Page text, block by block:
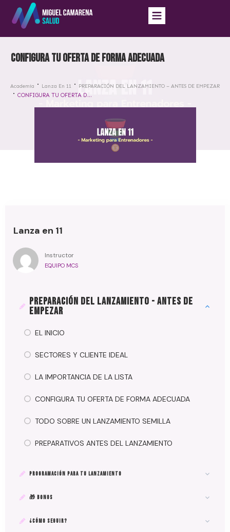
CONFIGURA TU OFERTA DE FORMA ADECUADA
Academia Lanza En 11 PREPARACIÓN DEL LANZAMIENTO – ANTES DE EMPEZAR
CONFIGURA TU OFERTA DE FORMA ADECUADA
Lanza en 11
Instructor
EQUIPO MCS
PREPARACIÓN DEL LANZAMIENTO - ANTES DE
EMPEZAR
EL INICIO
SECTORES Y CLIENTE IDEAL
LA IMPORTANCIA DE LA LISTA
CONFIGURA TU OFERTA DE FORMA ADECUADA
TODO SOBRE UN LANZAMIENTO SEMILLA
PREPARATIVOS ANTES DEL LANZAMIENTO
PROGRAMACIÓN PARA TU LANZAMIENTO
🎁 BONOS
¿CÓMO SEGUIR?